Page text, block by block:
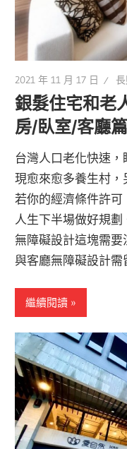
2021 年 11 月 17 日
銀髮住宅和老
房/臥室/客廳篇
台灣人口老化快速
現愈來愈多養生村，
若你的經濟條件許
人生下半場做好規
無障礙設計這塊需
與客廳無障礙設計需
繼續閱讀